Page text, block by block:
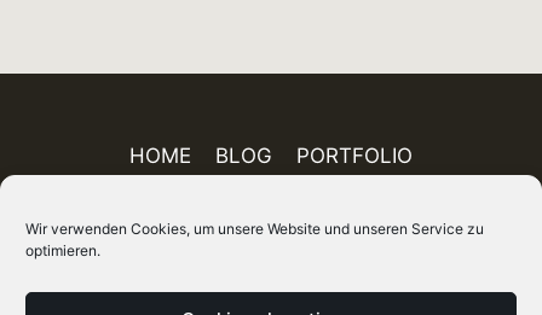
Wir verwenden Cookies, um unsere Website und unseren Service zu
optimieren.
HOME BLOG
PORTFOLIO
ÜBER MICH
DATENSCHUTZ
AGB SITEMAP